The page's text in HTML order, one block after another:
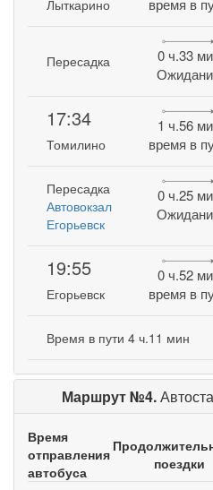
Лыткарино время в
Пересадка
0 ч.33
17:34
Томилино
1 ч.56
время в
Пересадка
Автовокзал
Егорьевск
0 ч.25
19:55
Егорьевск
0 ч.52
время в
Время в пути 4 ч.11 мин
Маршрут №4.
Время
отправления
автобуса
поездки